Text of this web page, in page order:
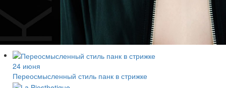
24 июня
Переосмысленный стиль панк в стрижке